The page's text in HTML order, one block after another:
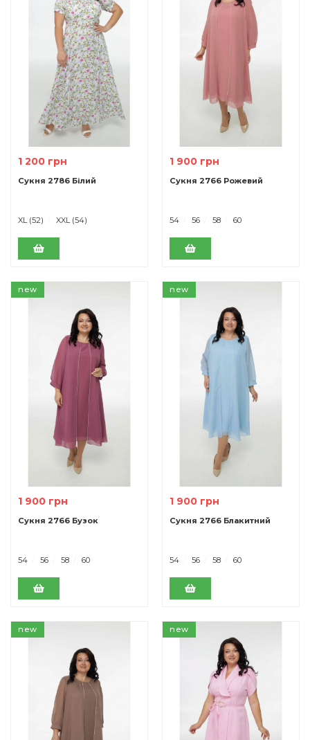
1 200 грн
Сукня 2786 Білий
XL (52) XXL (54)
1 900 грн
Сукня 2766 Рожевий
54 56 58 60
new
1 900 грн
Сукня 2766 Бузок
54 56 58 60
new
1 900 грн
Сукня 2766 Блакитний
54 56 58 60
new new